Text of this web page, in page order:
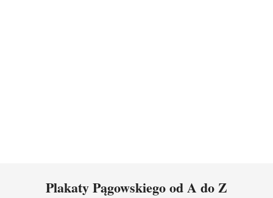
Plakaty Pągowskiego od A do Z